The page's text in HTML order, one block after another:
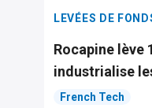
LEVÉES DE
Rocapine lève
industrialise
French Tech